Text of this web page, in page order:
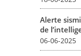
Alerte
de
06-06-2025